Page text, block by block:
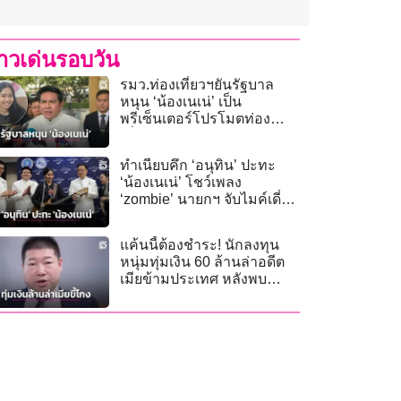
วเด่นรอบวัน
รมว.ท่องเที่ยวฯยันรัฐบาล
หนุน ‘น้องเนเน่’ เป็น
พรีเซ็นเตอร์โปรโมตท่อง
ทำเนียบคึก ‘อนุทิน’ ปะทะ
‘น้องเนเน่’ โชว์เพลง
‘zombie’ นายกฯ จับไมค์เดี่ยว
แค้นนี้ต้องชำระ! นักลงทุน
หนุ่มทุ่มเงิน 60 ล้านล่าอดีต
เมียข้ามประเทศ หลังพบ